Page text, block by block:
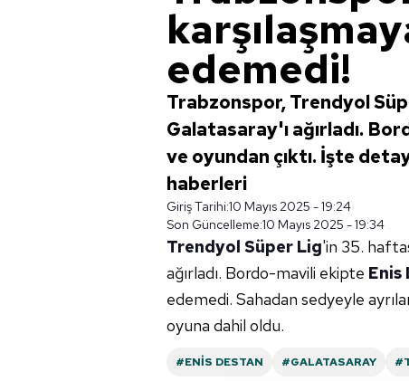
edemedi!
Trabzonspor, Trendyol
Galatasaray'ı ağırladı.
ve oyundan çıktı. İşte
haberleri
Giriş Tarihi:10 Mayıs 2025 - 19:24
Son Güncelleme:10 Mayıs 2025 - 19:34
Trendyol Süper Lig'in 35.
ağırladı. Bordo-mavili ekipte Enis
edemedi. Sahadan sedyeyle
oyuna dahil oldu.
#ENIS DESTAN #GALATASARAY